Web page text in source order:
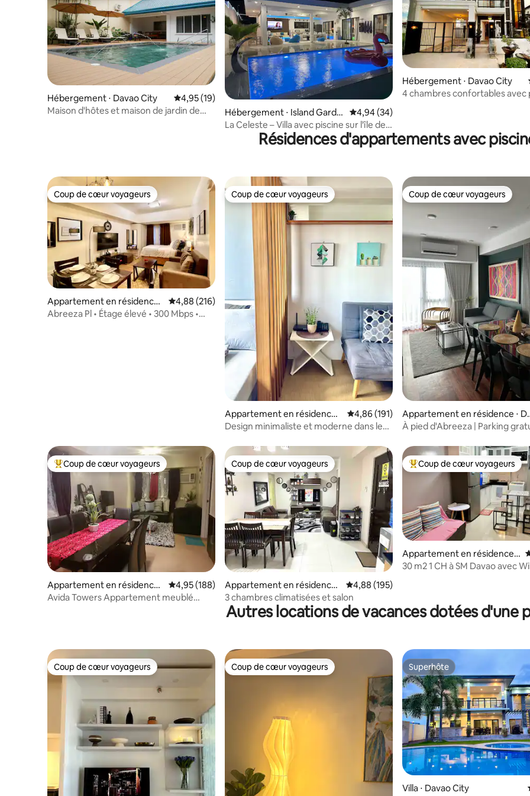
Hébergement ⋅ Davao City Évaluation moyenne sur la base de 19 commentaires : 4,95 sur 5
4,95 (19)
Maison d'hôtes et maison de jardin de
Hébergement ⋅ Island Garde
n City of Samal
Évaluation moyenne sur la base de 34
4,94 (34)
La Celeste – Villa avec piscine sur l'île de
Hébergement ⋅ Davao City
4 chambres confortables avec
Résidences d'appartements avec
Coup de cœur voyageurs
Coup de cœur voyageurs
Appartement en résidence ⋅
Davao City
Évaluation moyenne sur la base de 216 commentaires : 4,88 sur 5
4,88 (216)
Abreeza Pl • Étage élevé • 300 Mbps •
Coup de cœur voyageurs
Coup de cœur voyageurs
Appartement en résidence ⋅
Davao City
Évaluation moyenne sur la base de 191
4,86 (191)
Design minimaliste et moderne dans le
Coup de cœur voyageurs
Coup de cœur voyageurs
Appartement en résidence ⋅
ao City
À pied d'Abreeza | Parking
Coups de cœur voyageurs les plus appréciés
Coup de cœur voyageurs
Appartement en résidence ⋅
Davao City
Évaluation moyenne sur la base de 188 commentaires : 4,95 sur 5
4,95 (188)
Avida Towers Appartement meublé
Coup de cœur voyageurs
Coup de cœur voyageurs
Appartement en résidence ⋅
Davao City
Évaluation moyenne sur la base de 195
4,88 (195)
3 chambres climatisées et salon
Coups de cœur voyageurs les
Coup de cœur voyageurs
Appartement en résidence ⋅
Davao City
30 m2 1 CH à SM Davao avec
Autres locations de vacances dotées d'une
Coup de cœur voyageurs
Coup de cœur voyageurs Coup de cœur voyageurs
Coup de cœur voyageurs Superhôte
Superhôte
Villa ⋅ Davao City